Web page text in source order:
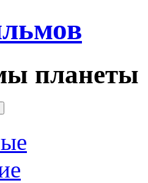
планеты